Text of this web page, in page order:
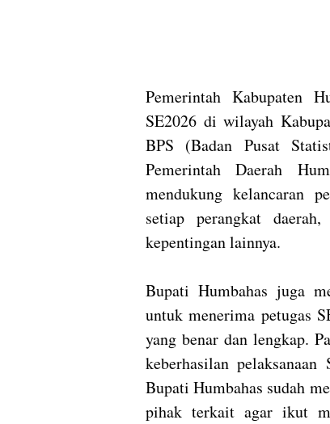
Pemerintah Kabupaten
SE2026 di wilayah
BPS (Badan Pusat
Pemerintah Daerah
mendukung kelancaran
setiap perangkat
kepentingan lainnya.
Bupati Humbahas juga
untuk menerima petugas
yang benar dan lengkap.
keberhasilan pelaksanaan
Bupati Humbahas sudah
pihak terkait agar ikut